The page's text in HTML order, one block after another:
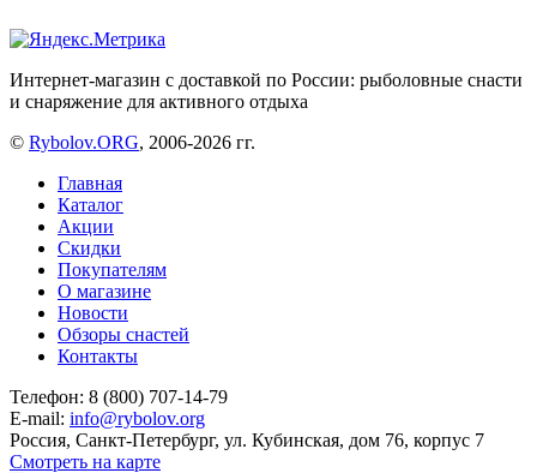
Интернет-магазин с доставкой по России: рыболовные снасти
и снаряжение для активного отдыха
© Rybolov.ORG, 2006-2026 гг.
Главная
Каталог
Акции
Скидки
Покупателям
О магазине
Новости
Обзоры снастей
Контакты
Телефон: 8 (800) 707-14-79
E-mail: info@rybolov.org
Россия, Санкт-Петербург, ул. Кубинская, дом 76, корпус 7
Смотреть на карте